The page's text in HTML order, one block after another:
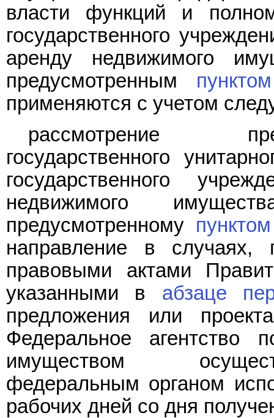
власти функций и
государственного
аренду недвижимого
предусмотренным
применяются с учетом
рассмотрение
государственного
государственного
недвижимого
предусмотренному
направление в случаях,
правовыми актами
указанными в абзаце
предложения или
Федеральное агентство
имуществом
федеральным органом
рабочих дней со дня